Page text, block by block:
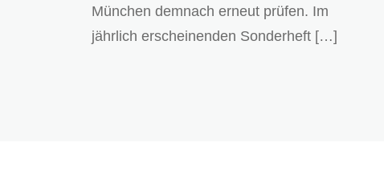
München demnach erneut prüfen. Im
jährlich erscheinenden Sonderheft […]